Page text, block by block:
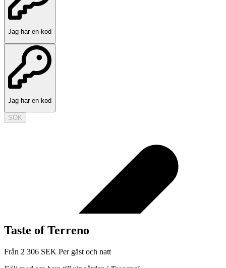
Jag har en kod
Jag har en kod
SÖK
Taste of Terreno
Från 2 306 SEK Per gäst och natt